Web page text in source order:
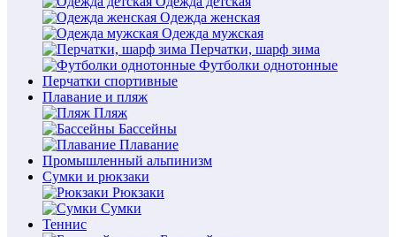
Одежда женская
Одежда мужская
Перчатки, шарф зима
Футболки однотонные
Перчатки спортивные
Плавание и пляж
Пляж
Бассейны
Плавание
Промышленный альпинизм
Сумки и рюкзаки
Рюкзаки
Сумки
Теннис